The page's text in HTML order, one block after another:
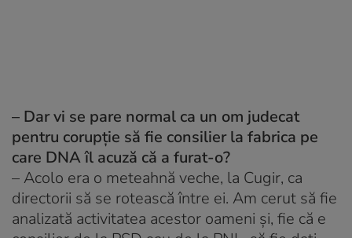
– Dar vi se pare normal ca un om judecat
pentru corupție să fie consilier la fabrica pe
care DNA îl acuză că a furat-o?
– Acolo era o meteahnă veche, la Cugir, ca
directorii să se rotească între ei. Am cerut să fie
analizată activitatea acestor oameni și, fie că e